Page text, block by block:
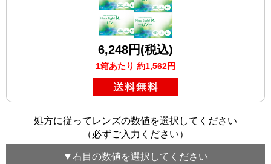
6,248円(税込)
1箱あたり 約1,562円
処方に従ってレンズの数値を選択してください
（必ずご入力ください）
▼右目 の数値を選択してください